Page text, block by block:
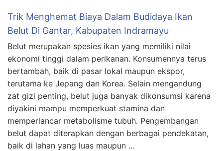
Trik Menghemat Biaya Dalam Budidaya Ikan
Belut Di Gantar, Kabupaten Indramayu
Belut merupakan spesies ikan yang memiliki nilai
ekonomi tinggi dalam perikanan. Konsumennya terus
bertambah, baik di pasar lokal maupun ekspor,
terutama ke Jepang dan Korea. Selain mengandung
zat gizi penting, belut juga banyak dikonsumsi karena
diyakini mampu memperkuat stamina dan
memperlancar metabolisme tubuh. Pengembangan
belut dapat diterapkan dengan berbagai pendekatan,
baik di lahan yang luas maupun …